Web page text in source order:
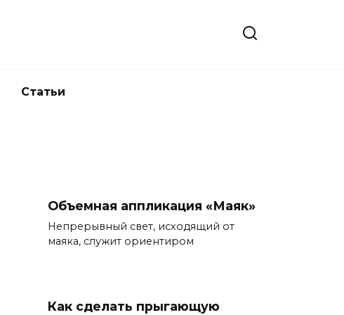
Статьи
Объемная аппликация «Маяк»
Непрерывный свет, исходящий от
маяка, служит ориентиром
Как сделать прыгающую